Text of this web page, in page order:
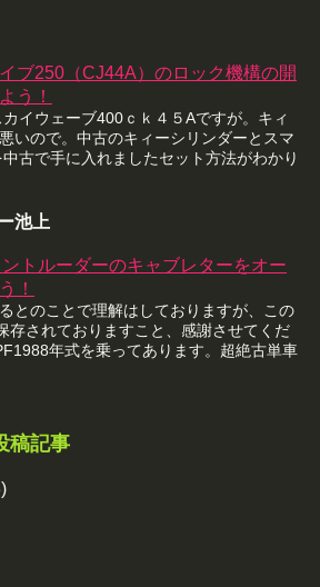
ブ250（CJ44A）のロック機構の開
う！
イウェーブ400ｃｋ４５Aですが。キィ
いので。中古のキィーシリンダーとスマ
古で手に入れましたセット方法がわかり
池上
ントルーダーのキャブレターをオー
！
とのことで理解はしておりますが、この
存されておりますこと、感謝させてくだ
年式を乗ってあります。超絶古単車
稿記事